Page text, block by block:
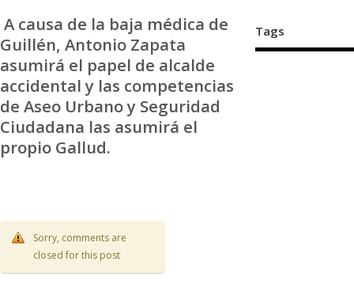
A causa de la baja médica de
Guillén, Antonio Zapata
asumirá el papel de alcalde
accidental y las competencias
de Aseo Urbano y Seguridad
Ciudadana las asumirá el
propio Gallud.
Sorry, comments are
closed for this post
Tags